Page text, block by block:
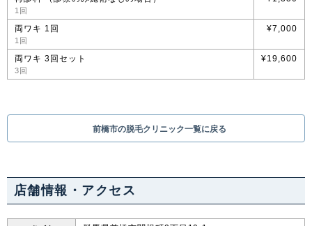
1回
両ワキ 1回
1回
¥7,000
両ワキ 3回セット
3回
¥19,600
前橋市の脱毛クリニック一覧に戻る
店舗情報・アクセス